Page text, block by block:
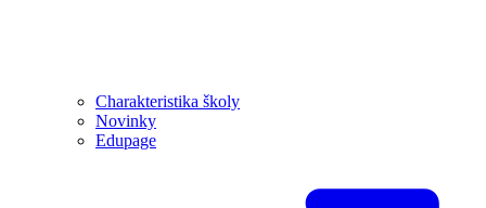
Charakteristika školy
Novinky
Edupage